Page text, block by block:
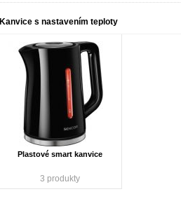
Kanvice s nastavením teploty
Plastové smart kanvice
3 produkty